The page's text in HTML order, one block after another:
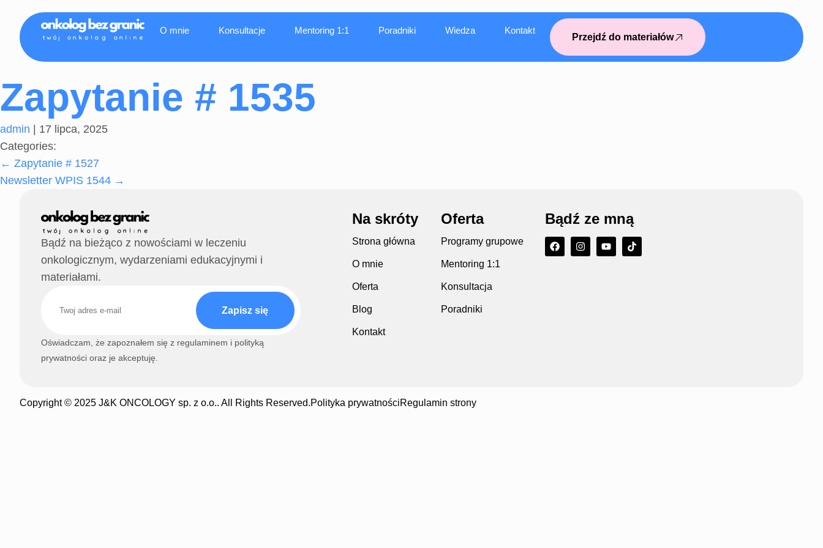
O mnie Konsultacje Mentoring 1:1 Poradniki Wiedza Kontakt
Przejdź do materiałów
Zapytanie # 1535
admin
17 lipca, 2025
Categories:
← Zapytanie # 1527
Newsletter WPIS 1544 →
Bądź na bieżąco z nowościami w leczeniu
onkologicznym, wydarzeniami edukacyjnymi i
materiałami.
Zapisz się
Oświadczam, że zapoznałem się z regulaminem i polityką
prywatności oraz je akceptuję.
Na skróty
Strona główna
O mnie
Oferta
Blog
Kontakt
Oferta
Programy grupowe
Mentoring 1:1
Konsultacja
Poradniki
Bądź ze mną
Copyright © 2025 J&K ONCOLOGY sp. z o.o.. All Rights Reserved.Polityka prywatnościRegulamin strony